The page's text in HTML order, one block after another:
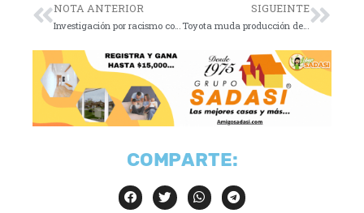
NOTA ANTERIOR SIGUEINTE
Toyota muda producción de Tacoma de Tijuana a Texas
COMPARTE: